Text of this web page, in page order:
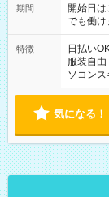
せん ※法
象となり
り、短時
期間
開始日
でも働け
特徴 日払い
服装自由
ソコン
気になる！